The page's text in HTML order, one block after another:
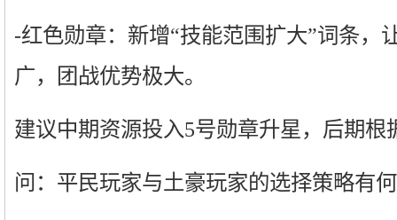
-红色勋章：新增“技能范围扩大”词条，
广，团战优势极大。
建议中期资源投入5号勋章升星，后期根
问：平民玩家与土豪玩家的选择策略有